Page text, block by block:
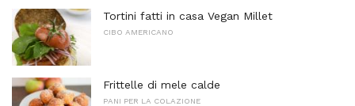
Tortini fatti in casa Vegan Millet
CIBO AMERICANO
Frittelle di mele calde
PANI PER LA COLAZIONE